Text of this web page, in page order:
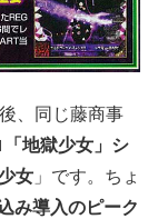
、同じ藤商事
「地獄少女」シ
女 」です。ちょ
み導入のピーク